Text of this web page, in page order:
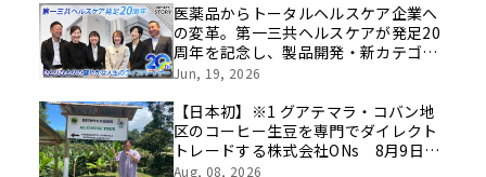
医薬品からトータルヘルスケア企業へ
の変革。第一三共ヘルスケアが発足20
周年を記念し、製品開発・新カテゴリ
挑戦の舞台や旧社統合時のエピソード
像を公開！
Jun, 19, 2026
【日本初】※1 グアテマラ・コバン地
区のコーヒー生豆を専門でダイレクト
トレードする株式会社ONs 8月9日
(日)に稲田堤で初のポップアップイベ
Aug, 08, 2026